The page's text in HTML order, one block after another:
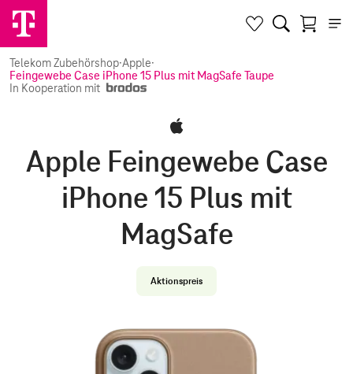
Telekom Zubehörshop·Apple·
Feingewebe Case iPhone 15 Plus mit MagSafe Taupe
In Kooperation mit
Apple Feingewebe Case
iPhone 15 Plus mit
MagSafe
Aktionspreis